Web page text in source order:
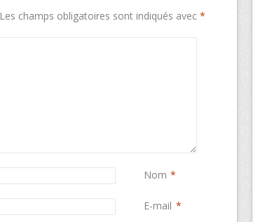
Les champs obligatoires sont indiqués avec *
Nom *
E-mail *